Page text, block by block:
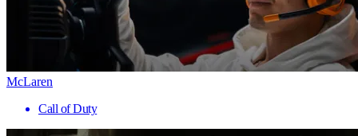
McLaren
Call of Duty